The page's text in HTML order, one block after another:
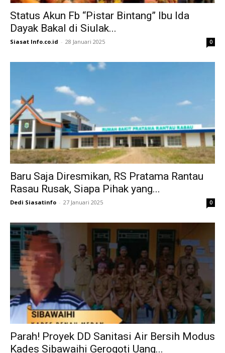
Status Akun Fb “Pistar Bintang” Ibu Ida
Dayak Bakal di Siulak...
Siasat Info.co.id - 28 Januari 2025 0
Baru Saja Diresmikan, RS Pratama Rantau
Rasau Rusak, Siapa Pihak yang...
Dedi Siasatinfo - 27 Januari 2025 0
Parah! Proyek DD Sanitasi Air Bersih Modus
Kades Sibawaihi Gerogoti Uang...